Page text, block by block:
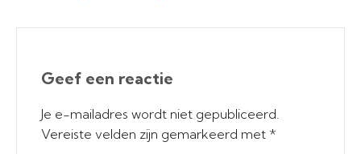
Geef een reactie
Je e-mailadres wordt niet gepubliceerd.
Vereiste velden zijn gemarkeerd met *